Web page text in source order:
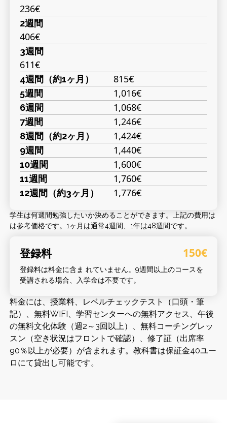
236€
2週間
406€
3週間
611€
4週間（約1ヶ月） 815€
5週間 1,016€
6週間 1,068€
7週間 1,246€
8週間（約2ヶ月） 1,424€
9週間 1,440€
10週間 1,600€
11週間 1,760€
12週間（約3ヶ月） 1,776€
学生は何週間勉強したいか決めることができます。上記の費用は
は参考価格です。1ヶ月は通常4週間、1年は48週間です。
登録料 150€
登録料は料金に含ま れていません。9週間以上のコースを
受講される場合、入学金は不要です。
料金には、授業料、レベルチェックテスト（口頭・筆
記）、無料WIFI、学習センターへの無料アクセス、午後
の無料文化体験（週2～3回以上）、無料コーチングレッ
スン（空き状況はフロントで確認）、修了証（出席率
90％以上が必要）が含まれます。教科書は保証金40ユー
ロにて貸出し可能です。